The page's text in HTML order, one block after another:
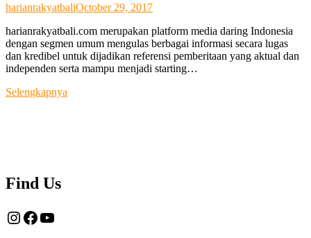
harianrakyatbaliOctober 29, 2017
harianrakyatbali.com merupakan platform media daring Indonesia
dengan segmen umum mengulas berbagai informasi secara lugas
dan kredibel untuk dijadikan referensi pemberitaan yang aktual dan
independen serta mampu menjadi starting…
Selengkapnya
Find Us
Instagram
Facebook
YouTube